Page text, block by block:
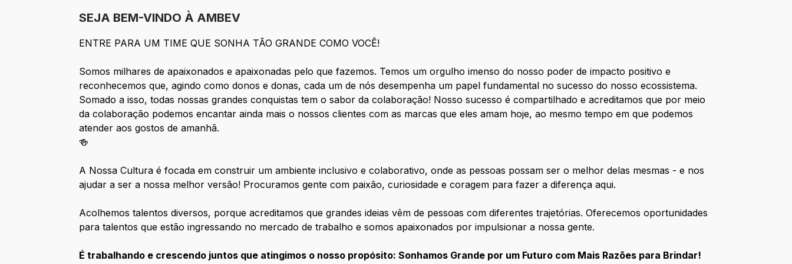
SEJA BEM-VINDO À AMBEV
ENTRE PARA UM TIME QUE SONHA TÃO GRANDE COMO VOCÊ!
Somos milhares de apaixonados e apaixonadas pelo que fazemos. Temos um orgulho imenso do nosso poder de impacto positivo e
reconhecemos que, agindo como donos e donas, cada um de nós desempenha um papel fundamental no sucesso do nosso ecossistema.
Somado a isso, todas nossas grandes conquistas tem o sabor da colaboração! Nosso sucesso é compartilhado e acreditamos que por meio
da colaboração podemos encantar ainda mais o nossos clientes com as marcas que eles amam hoje, ao mesmo tempo em que podemos
atender aos gostos de amanhã.
🍻
A Nossa Cultura é focada em construir um ambiente inclusivo e colaborativo, onde as pessoas possam ser o melhor delas mesmas - e nos
ajudar a ser a nossa melhor versão! Procuramos gente com paixão, curiosidade e coragem para fazer a diferença aqui.
Acolhemos talentos diversos, porque acreditamos que grandes ideias vêm de pessoas com diferentes trajetórias. Oferecemos oportunidades
para talentos que estão ingressando no mercado de trabalho e somos apaixonados por impulsionar a nossa gente.
É trabalhando e crescendo juntos que atingimos o nosso propósito: Sonhamos Grande por um Futuro com Mais Razões para Brindar!